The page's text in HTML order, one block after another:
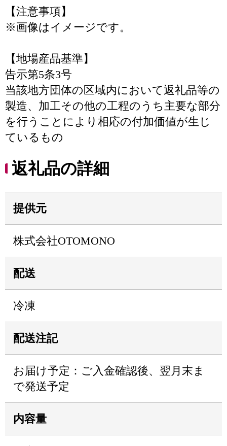
【注意事項】
※画像はイメージです。
【地場産品基準】
告示第5条3号
当該地方団体の区域内において返礼品等の
製造、加工その他の工程のうち主要な部分
を行うことにより相応の付加価値が生じ
ているもの
返礼品の詳細
提供元
株式会社OTOMONO
配送
冷凍
配送注記
お届け予定：ご入金確認後、翌月末ま
で発送予定
内容量